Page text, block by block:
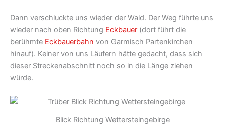
Dann verschluckte uns wieder der Wald. Der Weg führte uns
wieder nach oben Richtung Eckbauer (dort führt die
berühmte Eckbauerbahn von Garmisch Partenkirchen
hinauf). Keiner von uns Läufern hätte gedacht, dass sich
dieser Streckenabschnitt noch so in die Länge ziehen
würde.
Blick Richtung Wettersteingebirge